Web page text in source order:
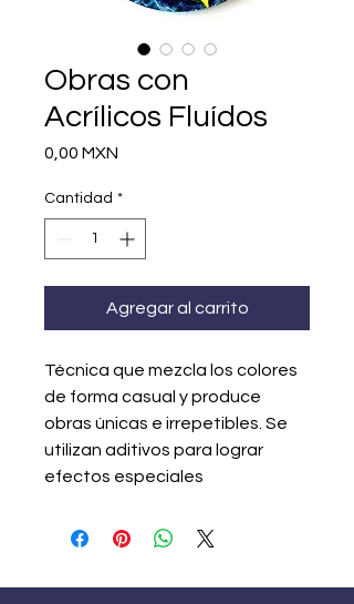
Obras con
Acrílicos Fluídos
0,00 MXN
Cantidad *
Agregar al carrito
Técnica que mezcla los colores
de forma casual y produce
obras únicas e irrepetibles. Se
utilizan aditivos para lograr
efectos especiales